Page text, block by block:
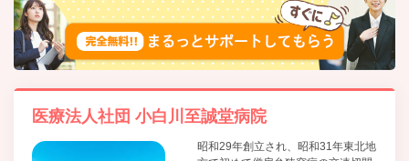
医療法人社団 小白川至誠堂病院
昭和29年創立され、昭和31年東北地